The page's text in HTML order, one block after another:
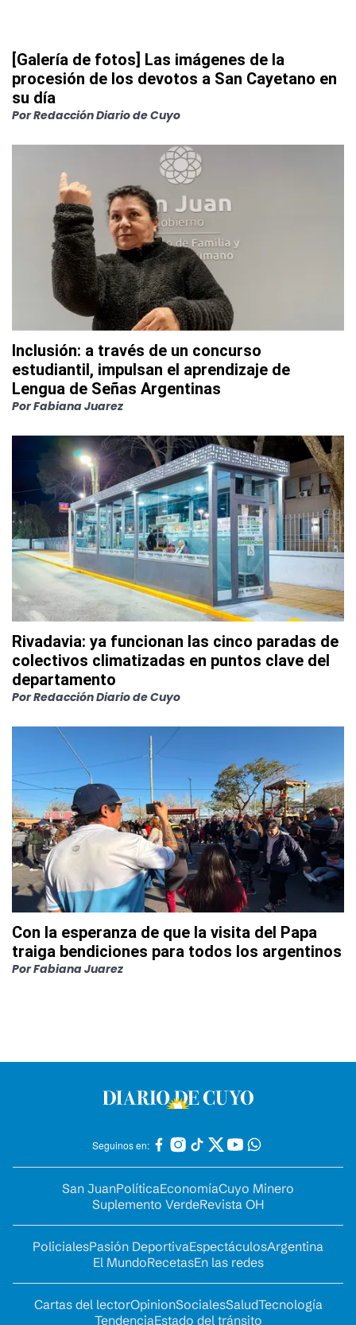
[Galería de fotos] Las imágenes de la
procesión de los devotos a San Cayetano en
su día
PorRedacción Diario de Cuyo
Inclusión: a través de un concurso
estudiantil, impulsan el aprendizaje de
Lengua de Señas Argentinas
PorFabiana Juarez
Rivadavia: ya funcionan las cinco paradas de
colectivos climatizadas en puntos clave del
departamento
PorRedacción Diario de Cuyo
Con la esperanza de que la visita del Papa
traiga bendiciones para todos los argentinos
PorFabiana Juarez
Seguinos en:
San JuanPolíticaEconomíaCuyo Minero
Suplemento VerdeRevista OH
PolicialesPasión DeportivaEspectáculosArgentina
El MundoRecetasEn las redes
Cartas del lectorOpinionSocialesSaludTecnología
TendenciaEstado del tránsito